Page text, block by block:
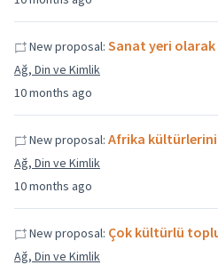
10 months ago
New proposal: Sanat yeri
Ağ, Din ve Kimlik
10 months ago
New proposal: Afrika
Ağ, Din ve Kimlik
New proposal: Çok kültürlü
Ağ, Din ve Kimlik